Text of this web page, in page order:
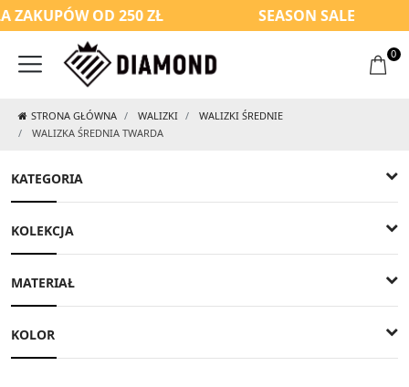
OD 250 ZŁ SEASON SALE
0
STRONA GŁÓWNA WALIZKI
WALIZKI ŚREDNIE
WALIZKA ŚREDNIA TWARDA
KATEGORIA
KOLEKCJA
MATERIAŁ
KOLOR